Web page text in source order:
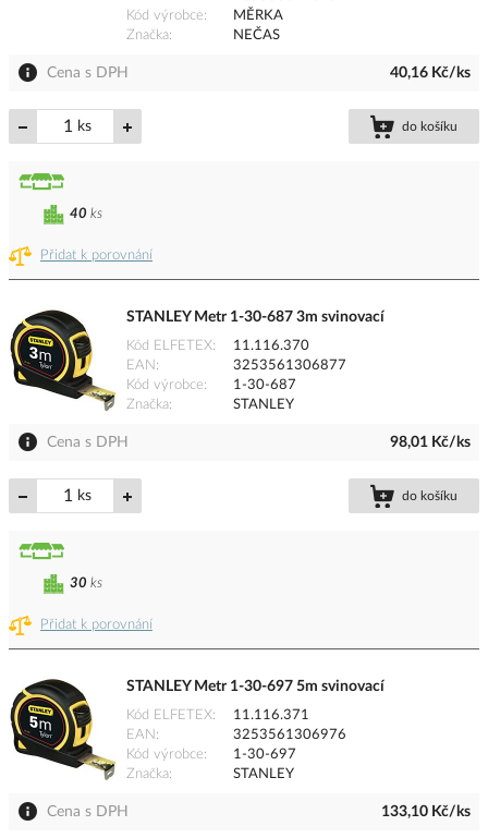
Kód výrobce
MĚRKA
Značka
NEČAS
Cena s DPH 40,16 Kč/ks
ks do košíku
Přidat k porovnání
40 ks
STANLEY Metr 1-30-687 3m svinovací
Kód ELFETEX
11.116.370
EAN
3253561306877
Kód výrobce
1-30-687
Značka
STANLEY
Cena s DPH 98,01 Kč/ks
ks do košíku
Přidat k porovnání
30 ks
STANLEY Metr 1-30-697 5m svinovací
Kód ELFETEX
11.116.371
EAN
3253561306976
Kód výrobce
1-30-697
Značka
STANLEY
Cena s DPH 133,10 Kč/ks